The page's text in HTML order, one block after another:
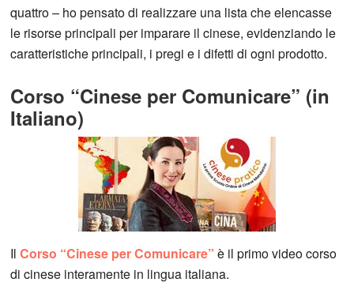
quattro – ho pensato di realizzare una lista che elencasse
le risorse principali per imparare il cinese, evidenziando le
caratteristiche principali, i pregi e i difetti di ogni prodotto.
Corso “Cinese per Comunicare” (in
Italiano)
IlCorso “Cinese per Comunicare” è il primo video corso
di cinese interamente in lingua italiana.